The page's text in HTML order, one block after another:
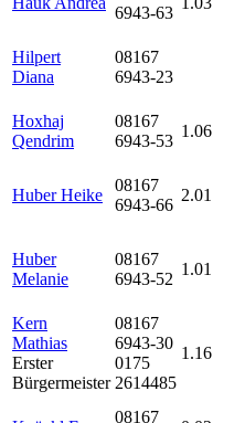
6943-63
Hilpert
Diana
08167
6943-23
Hoxhaj
Qendrim
08167
6943-53
1.06
Huber Heike
08167
6943-66
2.01
Huber
Melanie
08167
6943-52
1.01
Kern
Mathias
Erster
Bürgermeister
08167
6943-30
0175
2614485
1.16
08167